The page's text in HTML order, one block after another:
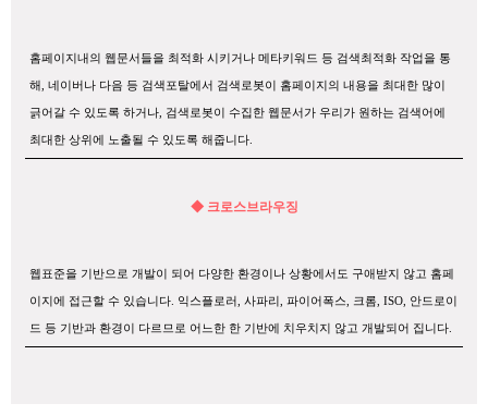
홈페이지내의 웹문서들을 최적화 시키거나 메타키워드 등 검색최적화 작업을 통
해, 네이버나 다음 등 검색포탈에서 검색로봇이 홈페이지의 내용을 최대한 많이
긁어갈 수 있도록 하거나, 검색로봇이 수집한 웹문서가 우리가 원하는 검색어에
최대한 상위에 노출될 수 있도록 해줍니다.
◆ 크로스브라우징
웹표준을 기반으로 개발이 되어 다양한 환경이나 상황에서도 구애받지 않고 홈페
이지에 접근할 수 있습니다. 익스플로러, 사파리, 파이어폭스, 크롬, ISO, 안드로이
드 등 기반과 환경이 다르므로 어느한 한 기반에 치우치지 않고 개발되어 집니다.